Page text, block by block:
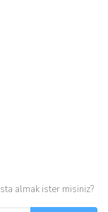
almak ister misiniz?